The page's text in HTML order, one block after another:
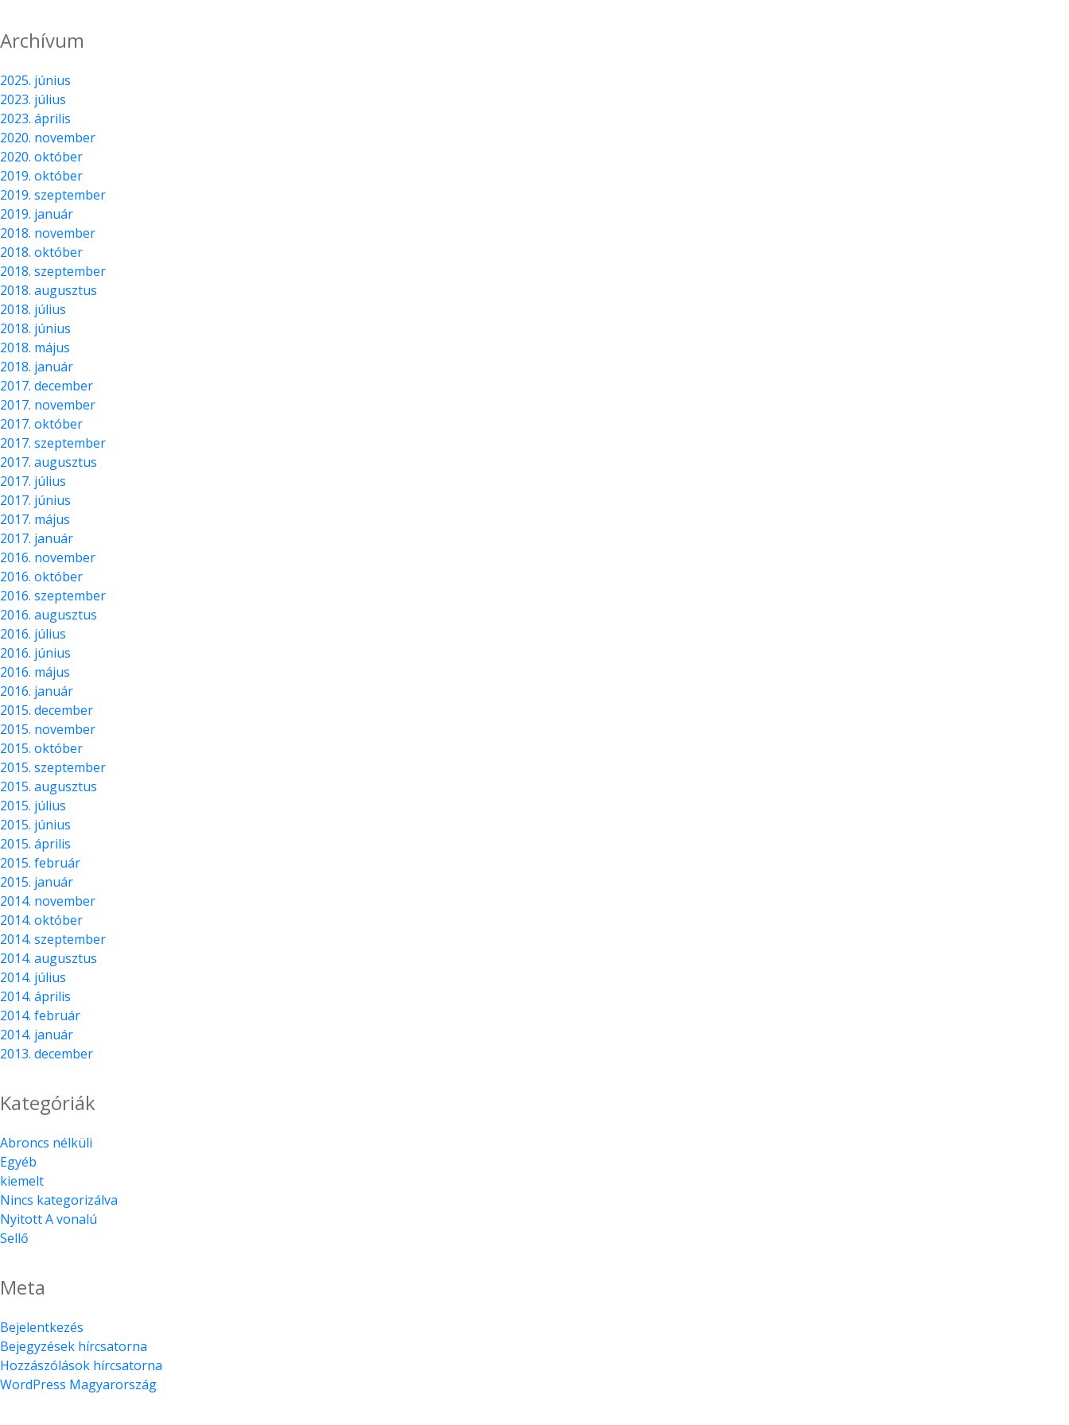
Archívum
2025. június
2023. július
2023. április
2020. november
2020. október
2019. október
2019. szeptember
2019. január
2018. november
2018. október
2018. szeptember
2018. augusztus
2018. július
2018. június
2018. május
2018. január
2017. december
2017. november
2017. október
2017. szeptember
2017. augusztus
2017. július
2017. június
2017. május
2017. január
2016. november
2016. október
2016. szeptember
2016. augusztus
2016. július
2016. június
2016. május
2016. január
2015. december
2015. november
2015. október
2015. szeptember
2015. augusztus
2015. július
2015. június
2015. április
2015. február
2015. január
2014. november
2014. október
2014. szeptember
2014. augusztus
2014. július
2014. április
2014. február
2014. január
2013. december
Kategóriák
Abroncs nélküli
Egyéb
kiemelt
Nincs kategorizálva
Nyitott A vonalú
Sellő
Meta
Bejelentkezés
Bejegyzések hírcsatorna
Hozzászólások hírcsatorna
WordPress Magyarország